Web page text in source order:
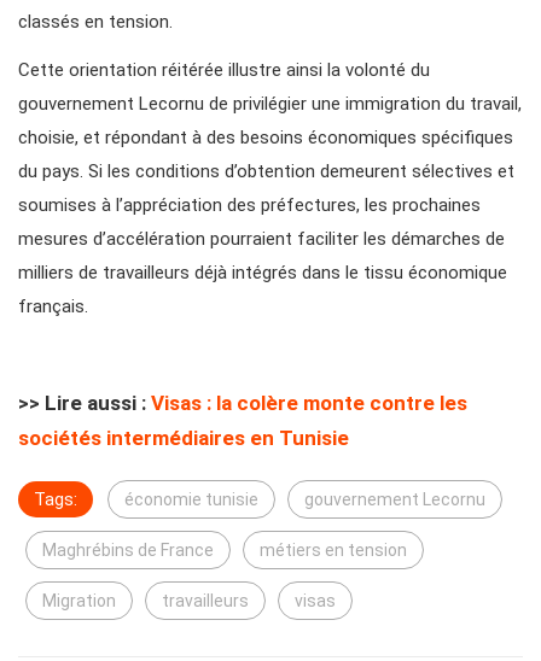
classés en tension.
Cette orientation réitérée illustre ainsi la volonté du
gouvernement Lecornu de privilégier une immigration du travail,
choisie, et répondant à des besoins économiques spécifiques
du pays. Si les conditions d’obtention demeurent sélectives et
soumises à l’appréciation des préfectures, les prochaines
mesures d’accélération pourraient faciliter les démarches de
milliers de travailleurs déjà intégrés dans le tissu économique
français.
>> Lire aussi : Visas : la colère monte contre les
sociétés intermédiaires en Tunisie
Tags: économie tunisie gouvernement Lecornu
Maghrébins de France métiers en tension
Migration travailleurs visas